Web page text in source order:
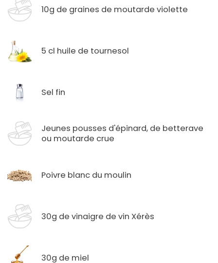
10g de graines de moutarde violette
5 cl huile de tournesol
Sel fin
Jeunes pousses d'épinard, de betterave
ou moutarde crue
Poivre blanc du moulin
30g de vinaigre de vin Xérès
30g de miel